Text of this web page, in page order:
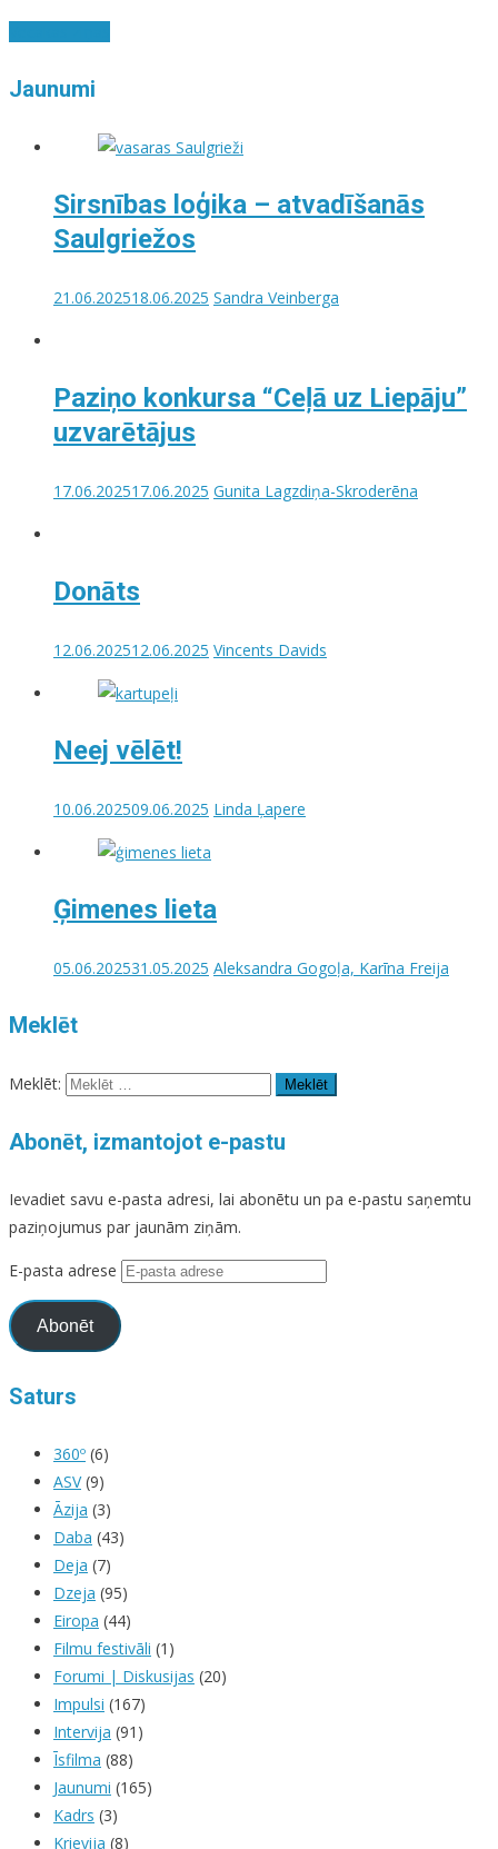
Jaunumi
Sirsnības loģika – atvadīšanās
Saulgriežos
21.06.202518.06.2025 Sandra Veinberga
Paziņo konkursa “Ceļā uz Liepāju”
uzvarētājus
17.06.202517.06.2025 Gunita Lagzdiņa-Skroderēna
Donāts
12.06.202512.06.2025 Vincents Davids
Neej vēlēt!
10.06.202509.06.2025 Linda Ļapere
Ģimenes lieta
05.06.202531.05.2025 Aleksandra Gogoļa, Karīna Freija
Meklēt
Meklēt:
Abonēt, izmantojot e-pastu
Ievadiet savu e-pasta adresi, lai abonētu un pa e-pastu saņemtu
paziņojumus par jaunām ziņām.
E-pasta adrese
Abonēt
Saturs
360º (6)
ASV(9)
Āzija (3)
Daba (43)
Deja (7)
Dzeja (95)
Eiropa (44)
Filmu festivāli (1)
Forumi | Diskusijas (20)
Impulsi (167)
Intervija (91)
Īsfilma (88)
Jaunumi (165)
Kadrs (3)
Krievija (8)